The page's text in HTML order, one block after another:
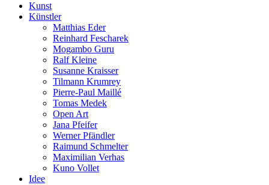
Kunst
Künstler
Matthias Eder
Reinhard Fescharek
Mogambo Guru
Ralf Kleine
Susanne Kraisser
Tilmann Krumrey
Pierre-Paul Maillé
Tomas Medek
Open Art
Jana Pfeifer
Werner Pfändler
Raimund Schmelter
Maximilian Verhas
Kuno Vollet
Idee